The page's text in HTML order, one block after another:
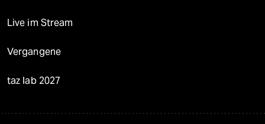
Live im Stream
Vergangene
taz lab 2027